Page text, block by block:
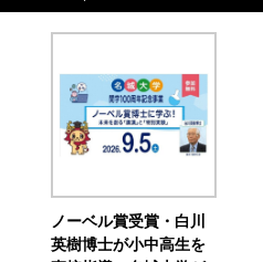
ノーベル賞受賞・白川
英樹博士が小中高生を